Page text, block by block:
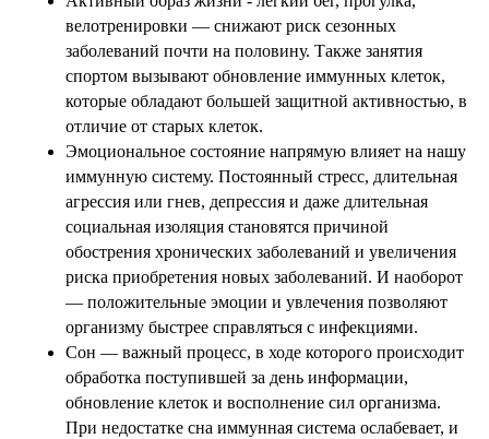
велотренировки — снижают риск сезонных
заболеваний почти на половину. Также занятия
спортом вызывают обновление иммунных клеток,
которые обладают большей защитной активностью, в
отличие от старых клеток.
Эмоциональное состояние напрямую влияет на нашу
иммунную систему. Постоянный стресс, длительная
агрессия или гнев, депрессия и даже длительная
социальная изоляция становятся причиной
обострения хронических заболеваний и увеличения
риска приобретения новых заболеваний. И наоборот
— положительные эмоции и увлечения позволяют
организму быстрее справляться с инфекциями.
Сон — важный процесс, в ходе которого происходит
обработка поступившей за день информации,
обновление клеток и восполнение сил организма.
При недостатке сна иммунная система ослабевает, и